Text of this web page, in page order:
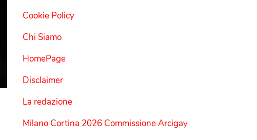
Cookie Policy
Chi Siamo
HomePage
Disclaimer
La redazione
Milano Cortina 2026 Commissione Arcigay